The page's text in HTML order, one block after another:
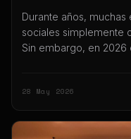
Durante años,
sociales simplemente
Sin embargo, en
y cualquier restricción
comercial. En las
28 May 2026